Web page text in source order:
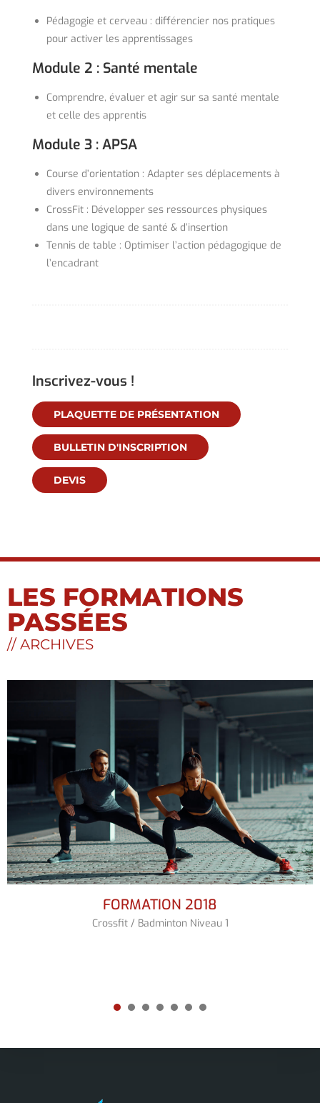
Pédagogie et cerveau : différencier nos pratiques
pour activer les apprentissages
Module 2 : Santé mentale
Comprendre, évaluer et agir sur sa santé mentale
et celle des apprentis
Module 3 : APSA
Course d’orientation : Adapter ses déplacements à
divers environnements
CrossFit : Développer ses ressources physiques
dans une logique de santé & d’insertion
Tennis de table : Optimiser l’action pédagogique de
l’encadrant
Inscrivez-vous !
PLAQUETTE DE PRÉSENTATION
BULLETIN D'INSCRIPTION
DEVIS
LES FORMATIONS
PASSÉES
// ARCHIVES
FORMATION 2019
Badminton Niveau 2 / Tennis de table / Diététique / Course